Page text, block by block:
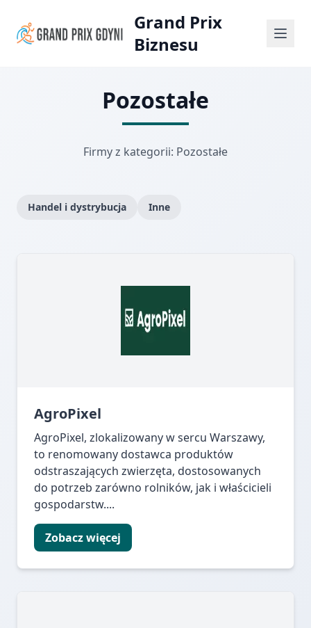
Grand Prix
Biznesu
Pozostałe
Firmy z kategorii: Pozostałe
Handel i dystrybucja Inne
AgroPixel
AgroPixel, zlokalizowany w sercu Warszawy,
to renomowany dostawca produktów
odstraszających zwierzęta, dostosowanych
do potrzeb zarówno rolników, jak i właścicieli
gospodarstw....
Zobacz więcej